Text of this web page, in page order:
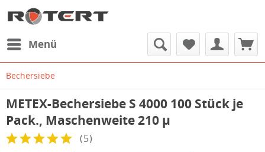
Menü
Bechersiebe
METEX-Bechersiebe S 4000 100 Stück je
Pack., Maschenweite 210 µ
(5)